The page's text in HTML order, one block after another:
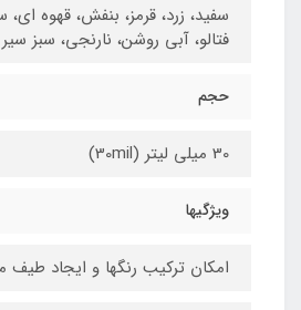
سفید، زرد، قرمز، بنفش، قهوه ای،
فتالو، آبی روشن، نارنجی، سبز
حجم
30 میلی لیتر (30mil)
ویژگیها
امکان ترکیب رنگها و ایجاد طیف